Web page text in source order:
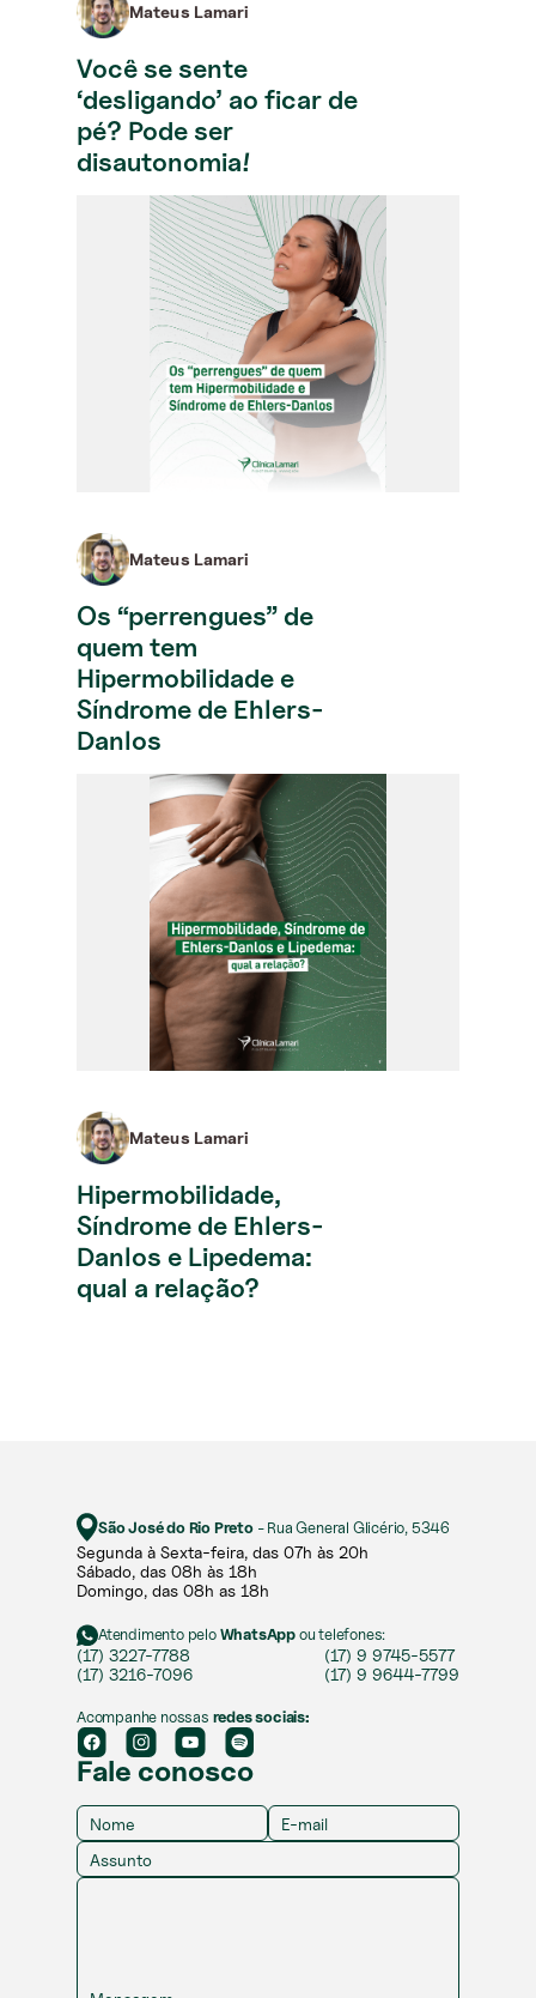
Mateus Lamari
Você se sente
‘desligando’ ao ficar de
pé? Pode ser
disautonomia!
Mateus Lamari
Os “perrengues” de
quem tem
Hipermobilidade e
Síndrome de Ehlers-
Danlos
Mateus Lamari
Hipermobilidade,
Síndrome de Ehlers-
Danlos e Lipedema:
qual a relação?
São José do Rio Preto- Rua General Glicério, 5346
Segunda à Sexta-feira, das 07h às 20h​​
Sábado, das 08h às 18h ​
Domingo, das 08h as 18h
Atendimento peloWhatsAppou telefones:
(17) 3227-7788
(17) 3216-7096
(17) 9 9745-5577
(17) 9 9644-7799
Acompanhe nossas redes sociais:
Fale conosco